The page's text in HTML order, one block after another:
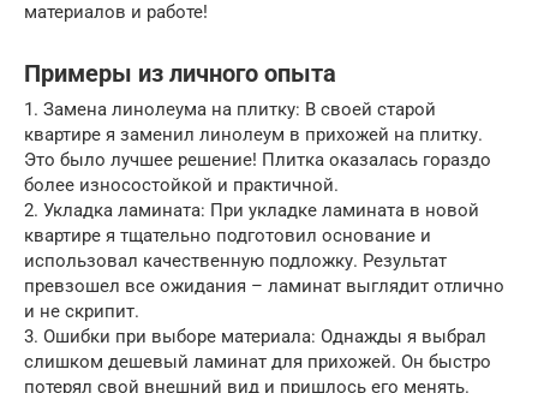
материалов и работе!
Примеры из личного опыта
1. Замена линолеума на плитку: В своей старой
квартире я заменил линолеум в прихожей на плитку.
Это было лучшее решение! Плитка оказалась гораздо
более износостойкой и практичной.
2. Укладка ламината: При укладке ламината в новой
квартире я тщательно подготовил основание и
использовал качественную подложку. Результат
превзошел все ожидания – ламинат выглядит отлично
и не скрипит.
3. Ошибки при выборе материала: Однажды я выбрал
слишком дешевый ламинат для прихожей. Он быстро
потерял свой внешний вид и пришлось его менять.